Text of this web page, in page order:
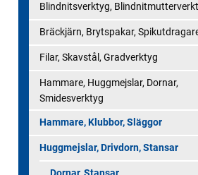
Blindnitsverktyg,
Bräckjärn, Brytspakar,
Filar, Skavstål, Gradverktyg
Hammare, Huggmejslar, Dornar,
Smidesverktyg
Hammare, Klubbor, Släggor
Huggmejslar, Drivdorn, Stansar
Dornar, Stansar